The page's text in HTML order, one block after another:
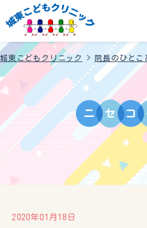
城東こどもクリニック > 院長のひとこ
ニ セ コ
2020年01月18日